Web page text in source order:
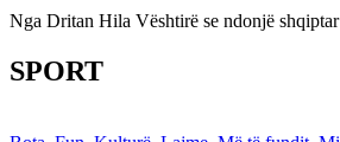
Nga Dritan Hila Vështirë se ndonjë
SPORT